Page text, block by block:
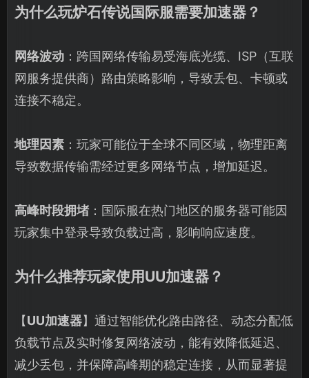
为什么玩炉石传说国际服需要加速器？
网络波动 ：跨国网络传输易受海底光缆、ISP（互联
网服务提供商）路由策略影响，导致丢包、卡顿或
连接不稳定。
地理因素 ：玩家可能位于全球不同区域，物理距离
导致数据传输需经过更多网络节点，增加延迟。
高峰时段拥堵 ：国际服在热门地区的服务器可能因
玩家集中登录导致负载过高，影响响应速度。
为什么推荐玩家使用UU加速器？
【UU加速器】通过智能优化路由路径、动态分配低
负载节点及实时修复网络波动，能有效降低延迟、
减少丢包，并保障高峰期的稳定连接，从而显著提